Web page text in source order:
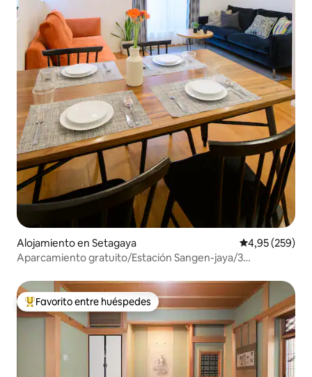
Alojamiento en Setagaya Calificación
4,95 (259)
Aparcamiento gratuito/Estación Sangen-jaya/3
Favorito entre los huéspedes más destacados
Favorito entre huéspedes